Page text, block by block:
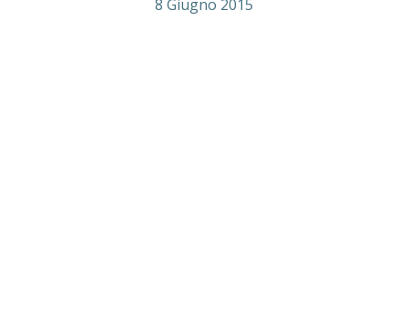
8 Giugno 2015